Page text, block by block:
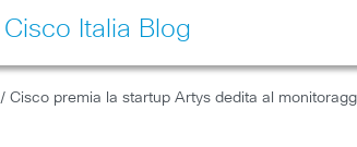
Cisco Italia Blog
/ Cisco premia la startup Artys dedita al